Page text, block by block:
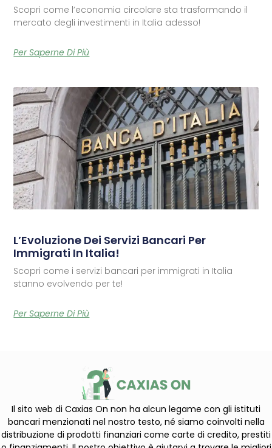
Scopri come l’economia circolare sta trasformando il
mercato degli investimenti in Italia adesso!
Per Saperne Di Più
L’Evoluzione Dei Servizi Bancari Per
Immigrati In Italia!
Scopri come i servizi bancari per immigrati in Italia
stanno evolvendo per te!
Per Saperne Di Più
Il sito web di Caxias On non ha alcun legame con gli istituti
bancari menzionati nel nostro testo, né siamo coinvolti nella
distribuzione di prodotti finanziari come carte di credito, prestiti